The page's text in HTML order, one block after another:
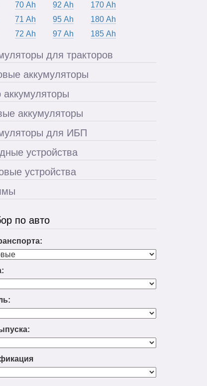
70 Ah
71 Ah
72 Ah
92 Ah
95 Ah
97 Ah
170 Ah
180 Ah
185 Ah
для тракторов
аккумуляторы
аккумуляторы
аккумуляторы
для ИБП
устройства
устройства
по авто